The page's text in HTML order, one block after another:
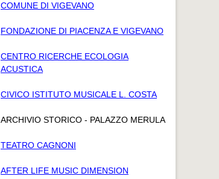
COMUNE DI VIGEVANO
FONDAZIONE DI PIACENZA E VIGEVANO
CENTRO RICERCHE ECOLOGIA
ACUSTICA
CIVICO ISTITUTO MUSICALE L. COSTA
ARCHIVIO STORICO - PALAZZO MERULA
TEATRO CAGNONI
AFTER LIFE MUSIC DIMENSION